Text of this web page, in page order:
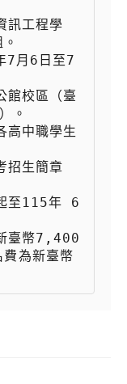
。
費為新臺幣